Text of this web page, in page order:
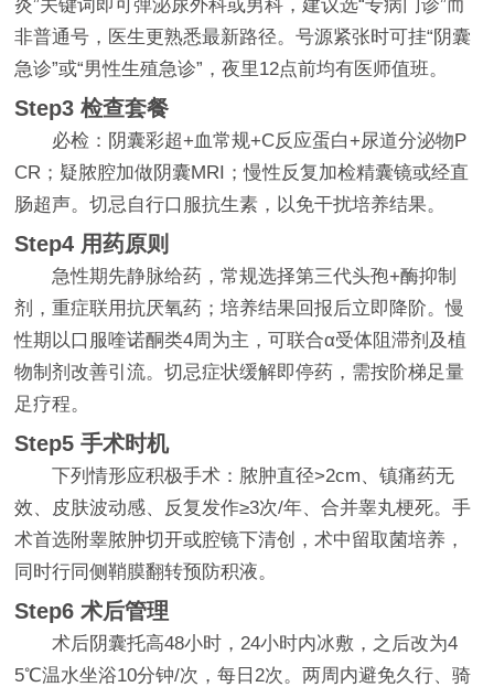
炎”关键词即可弹泌尿外科或男科，建议选“专病门诊”而
非普通号，医生更熟悉最新路径。号源紧张时可挂“阴囊
急诊”或“男性生殖急诊”，夜里12点前均有医师值班。
Step3 检查套餐
必检：阴囊彩超+血常规+C反应蛋白+尿道分泌物P
CR；疑脓腔加做阴囊MRI；慢性反复加检精囊镜或经直
肠超声。切忌自行口服抗生素，以免干扰培养结果。
Step4 用药原则
急性期先静脉给药，常规选择第三代头孢+酶抑制
剂，重症联用抗厌氧药；培养结果回报后立即降阶。慢
性期以口服喹诺酮类4周为主，可联合α受体阻滞剂及植
物制剂改善引流。切忌症状缓解即停药，需按阶梯足量
足疗程。
Step5 手术时机
下列情形应积极手术：脓肿直径>2cm、镇痛药无
效、皮肤波动感、反复发作≥3次/年、合并睾丸梗死。手
术首选附睾脓肿切开或腔镜下清创，术中留取菌培养，
同时行同侧鞘膜翻转预防积液。
Step6 术后管理
术后阴囊托高48小时，24小时内冰敷，之后改为4
5℃温水坐浴10分钟/次，每日2次。两周内避免久行、骑